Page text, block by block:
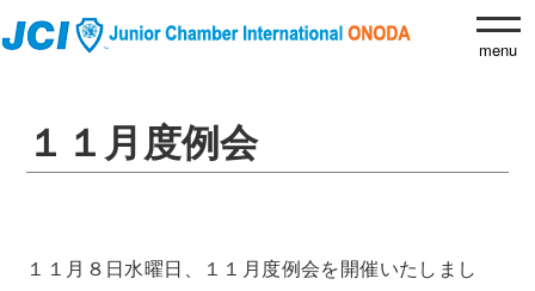
１１月度例会
１１月８日水曜日、１１月度例会を開催いたしまし